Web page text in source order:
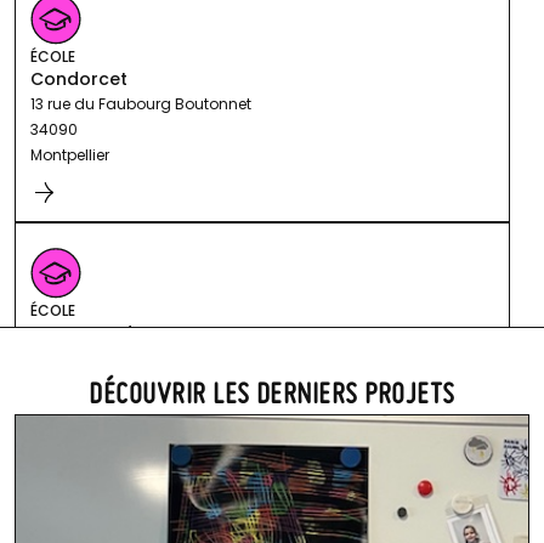
ÉCOLE
Condorcet
13 rue du Faubourg Boutonnet
34090
Montpellier
ÉCOLE
Kergomard
MontpellierDÉCOUVRIR LES DERNIERS PROJETS